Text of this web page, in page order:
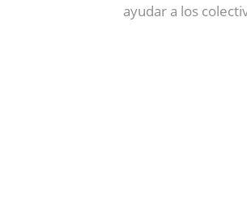
ayudar a los